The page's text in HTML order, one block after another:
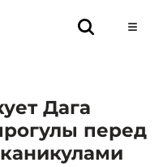
Дага
перед